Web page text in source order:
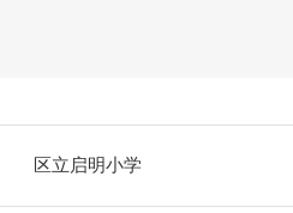
区立启明小学